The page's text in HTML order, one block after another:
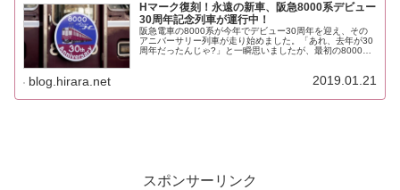
Hマーク復刻！永遠の新車、阪急8000系デビュー
30周年記念列車が運行中！
阪急電車の8000系が今年でデビュー30周年を迎え、その
アニバーサリー列車が走り始めました。「あれ、去年が30
周年だったんじゃ?」と一瞬思いましたが、最初の8000系
blog.hirara.net 2019.01.21
スポンサーリンク